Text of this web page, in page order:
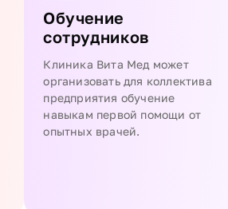
Обучение
сотрудников
Клиника Вита Мед может
организовать для коллектива
предприятия обучение
навыкам первой помощи от
опытных врачей.